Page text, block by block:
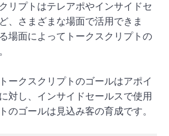
リプトはテレアポやインサイドセ
、さまざまな場面で活用できま
場面によってトークスクリプトの
ークスクリプトのゴールはアポイ
対し、インサイドセールスで使用
のゴールは見込み客の育成です。